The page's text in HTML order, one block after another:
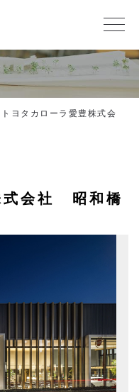
トヨタカローラ愛豊株式会
式会社 昭和橋